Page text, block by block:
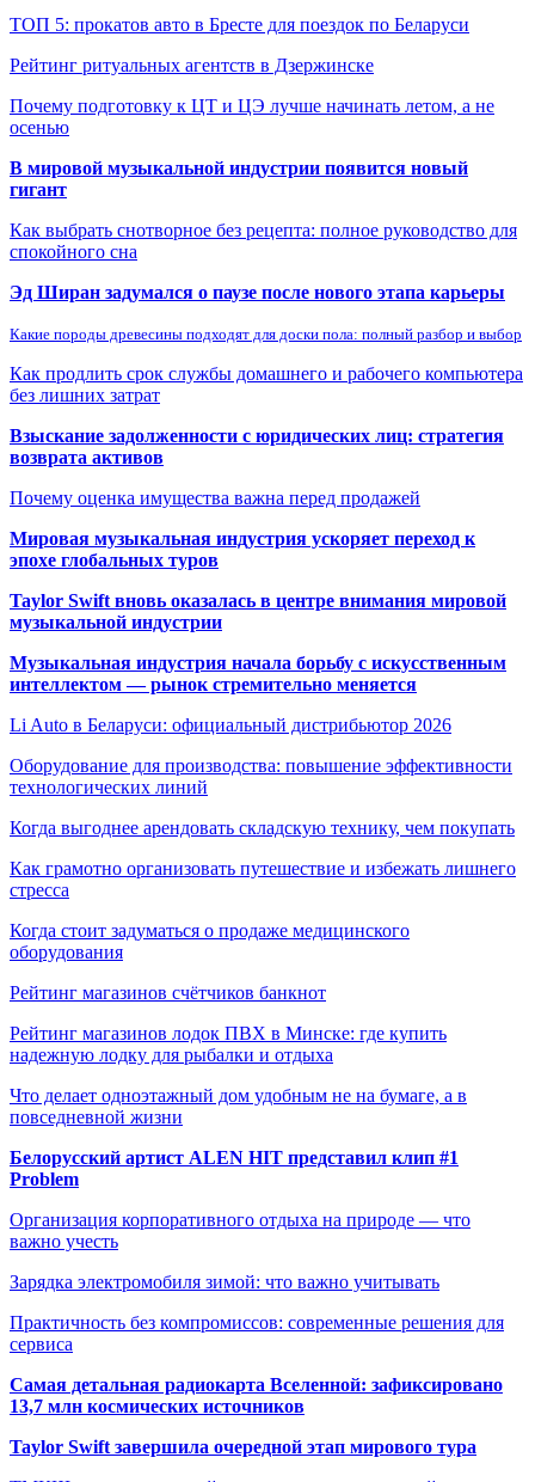
ТОП 5: прокатов авто в Бресте для поездок по Беларуси
Рейтинг ритуальных агентств в Дзержинске
Почему подготовку к ЦТ и ЦЭ лучше начинать летом, а не
осенью
В мировой музыкальной индустрии появится новый
гигант
Как выбрать снотворное без рецепта: полное руководство для
спокойного сна
Эд Ширан задумался о паузе после нового этапа карьеры
Какие породы древесины подходят для доски пола: полный разбор и выбор
Как продлить срок службы домашнего и рабочего компьютера
без лишних затрат
Взыскание задолженности с юридических лиц: стратегия
возврата активов
Почему оценка имущества важна перед продажей
Мировая музыкальная индустрия ускоряет переход к
эпохе глобальных туров
Taylor Swift вновь оказалась в центре внимания мировой
музыкальной индустрии
Музыкальная индустрия начала борьбу с искусственным
интеллектом — рынок стремительно меняется
Li Auto в Беларуси: официальный дистрибьютор 2026
Оборудование для производства: повышение эффективности
технологических линий
Когда выгоднее арендовать складскую технику, чем покупать
Как грамотно организовать путешествие и избежать лишнего
стресса
Когда стоит задуматься о продаже медицинского
оборудования
Рейтинг магазинов счётчиков банкнот
Рейтинг магазинов лодок ПВХ в Минске: где купить
надежную лодку для рыбалки и отдыха
Что делает одноэтажный дом удобным не на бумаге, а в
повседневной жизни
Белорусский артист ALEN HIT представил клип #1
Problem
Организация корпоративного отдыха на природе — что
важно учесть
Зарядка электромобиля зимой: что важно учитывать
Практичность без компромиссов: современные решения для
сервиса
Самая детальная радиокарта Вселенной: зафиксировано
13,7 млн космических источников
Taylor Swift завершила очередной этап мирового тура